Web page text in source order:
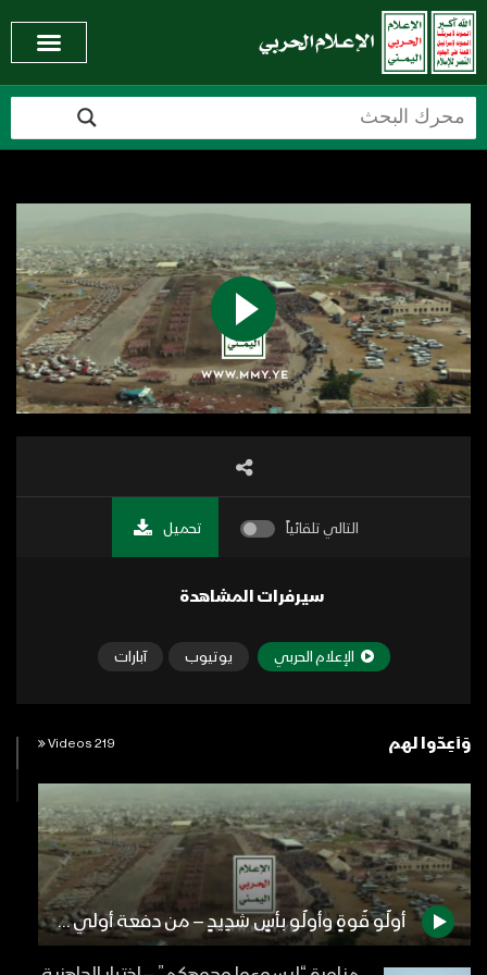
التالي تلقائياً تحميل
سيرفرات المشاهدة
الإعلام الحربي يوتيوب آبارات
وَأَعِدُّوا لهم 219 Videos
أُولُو قُوةٍ وأُولُو بأسٍ شدِيدٍ – من دفعة أولي بأس شديد – ولاتهنوا 1444هـ